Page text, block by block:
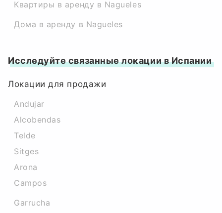
Квартиры в аренду в Nagueles
Дома в аренду в Nagueles
Исследуйте связанные локации в Испании
Локации для продажи
Andujar
Alcobendas
Telde
Sitges
Arona
Campos
Garrucha